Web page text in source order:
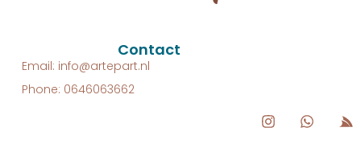
Contact
Email: info@artepart.nl
Phone: 0646063662